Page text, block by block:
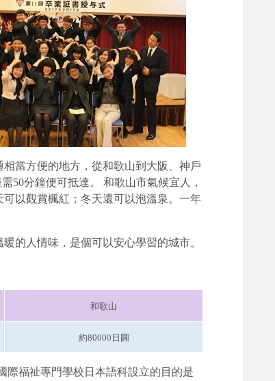
當方便的地方，從和歌山到大阪、神戶
50分鐘便可抵達。 和歌山市氣候宜人，
以觀賞楓紅；冬天還可以泡溫泉。一年
的人情味，是個可以安心學習的城市。
和歌山
約80000日圓
際福祉專門學校日本語科設立的目的是